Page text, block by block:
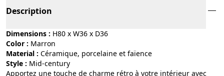
Description
Dimensions : H80 x W36 x D36
Color :
marron
Material :
céramique, porcelaine et faïence
Style :
mid-century
Apportez une touche de charme rétro à votre intérieur avec